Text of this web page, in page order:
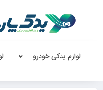
لوازم یدکی خودرو